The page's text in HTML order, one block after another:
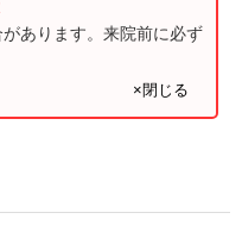
あります。来院前に必ず
×閉じる